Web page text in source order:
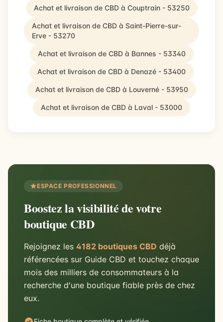
Achat et livraison de CBD à Couptrain - 53250
Achat et livraison de CBD à Saint-Pierre-sur-
Erve - 53270
Achat et livraison de CBD à Bannes - 53340
Achat et livraison de CBD à Denazé - 53400
Achat et livraison de CBD à Louverné - 53950
Achat et livraison de CBD à Laval - 53000
ESPACE PROFESSIONNEL
Boostez la visibilité de votre
boutique CBD
Rejoignez les 4182 boutiques CBD déjà
référencées sur Guide CBD et touchez chaque
mois des milliers de consommateurs à la
recherche d'une boutique fiable près de chez
eux.